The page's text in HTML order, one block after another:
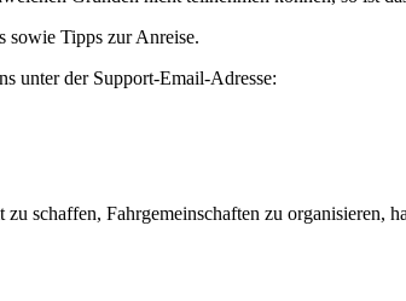
sowie Tipps zur Anreise.
unter der Support-Email-Adresse:
schaffen, Fahrgemeinschaften zu organisieren,